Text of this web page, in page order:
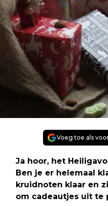
Voeg toe als
Ja hoor, het
Ben je er helemaal
kruidnoten klaar en
om cadeautjes uit te